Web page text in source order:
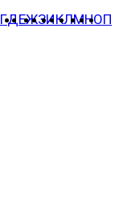
ГДЕЖЗИКЛМНОП